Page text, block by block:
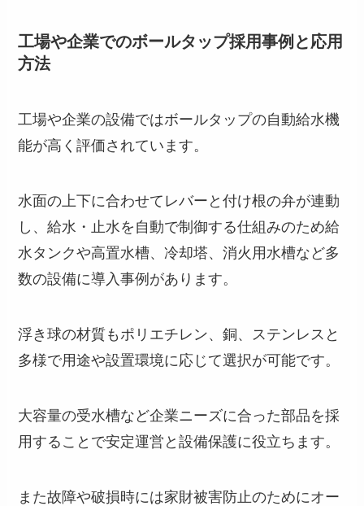
工場や企業でのボールタップ採用事例と応用
方法
工場や企業の設備ではボールタップの自動給水機
能が高く評価されています。
水面の上下に合わせてレバーと付け根の弁が連動
し、給水・止水を自動で制御する仕組みのため給
水タンクや高置水槽、冷却塔、消火用水槽など多
数の設備に導入事例があります。
浮き球の材質もポリエチレン、銅、ステンレスと
多様で用途や設置環境に応じて選択が可能です。
大容量の受水槽など企業ニーズに合った部品を採
用することで安定運営と設備保護に役立ちます。
また故障や破損時には家財被害防止のためにオー